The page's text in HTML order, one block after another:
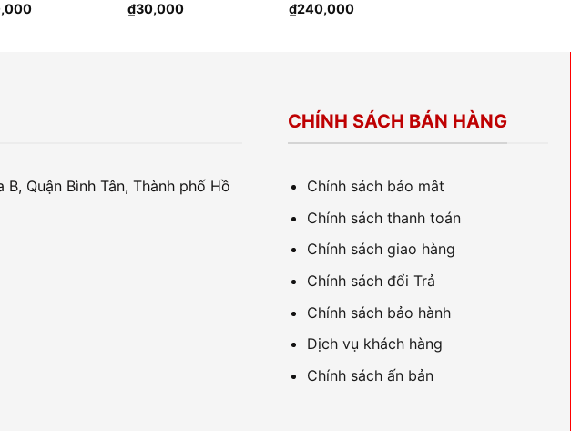
₫30,000
₫240,000
Quận Bình Tân, Thành phố Hồ
CHÍNH SÁCH BÁN HÀNG
Chính sách bảo mât
Chính sách thanh toán
Chính sách giao hàng
Chính sách đổi Trả
Chính sách bảo hành
Dịch vụ khách hàng
Chính sách ấn bản